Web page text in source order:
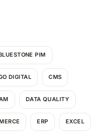
PIM
DIGITAL CMS
DATA QUALITY
ERP EXCEL